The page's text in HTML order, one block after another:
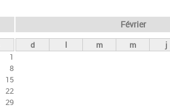
1
8
15
22
29
Février
d l m m j